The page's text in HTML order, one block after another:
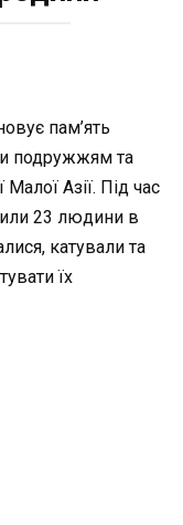
пам’ять
подружжям та
Азії. Під час
23 людини в
катували та
їх